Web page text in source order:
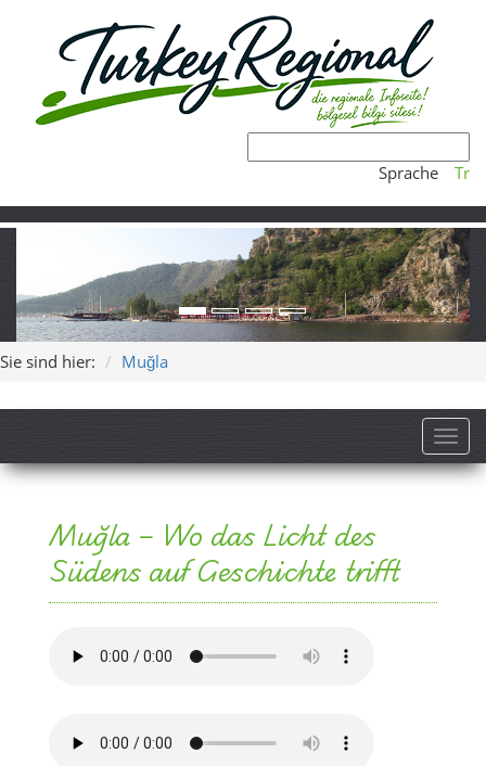
Sprache Tr
Sie sind hier: Muğla
Muğla – Wo das Licht des
Südens auf Geschichte trifft